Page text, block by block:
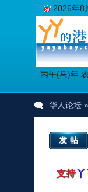
丙午(马)年
2026年8
华人论坛»
发帖